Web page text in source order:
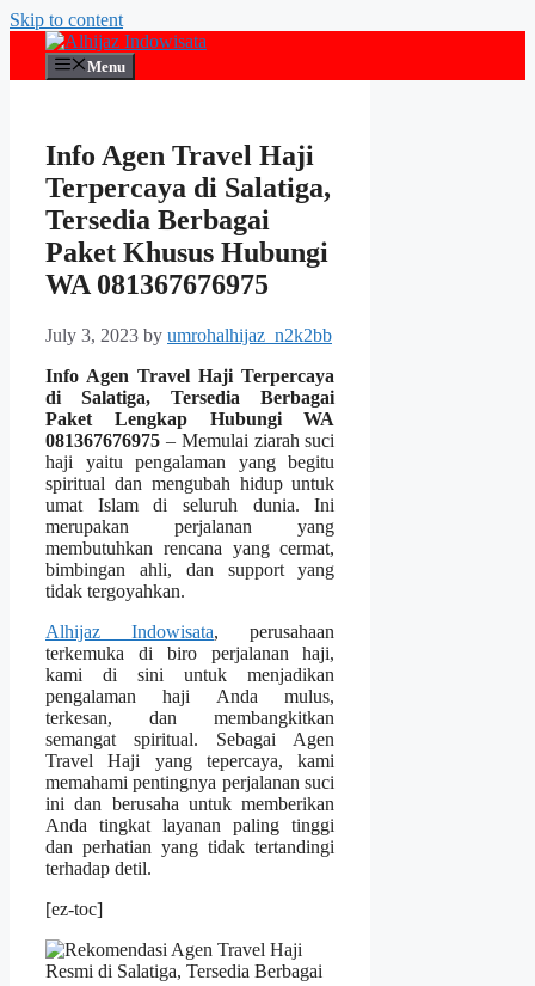
Skip to content
Menu
Info Agen Travel Haji
Terpercaya di Salatiga,
Tersedia Berbagai
Paket Khusus Hubungi
WA 081367676975
July 3, 2023 by umrohalhijaz_n2k2bb
Info Agen Travel Haji Terpercaya
di Salatiga, Tersedia Berbagai
Paket Lengkap Hubungi WA
081367676975 – Memulai ziarah suci
haji yaitu pengalaman yang begitu
spiritual dan mengubah hidup untuk
umat Islam di seluruh dunia. Ini
merupakan perjalanan yang
membutuhkan rencana yang cermat,
bimbingan ahli, dan support yang
tidak tergoyahkan.
Alhijaz Indowisata, perusahaan
terkemuka di biro perjalanan haji,
kami di sini untuk menjadikan
pengalaman haji Anda mulus,
terkesan, dan membangkitkan
semangat spiritual. Sebagai Agen
Travel Haji yang tepercaya, kami
memahami pentingnya perjalanan suci
ini dan berusaha untuk memberikan
Anda tingkat layanan paling tinggi
dan perhatian yang tidak tertandingi
terhadap detil.
[ez-toc]